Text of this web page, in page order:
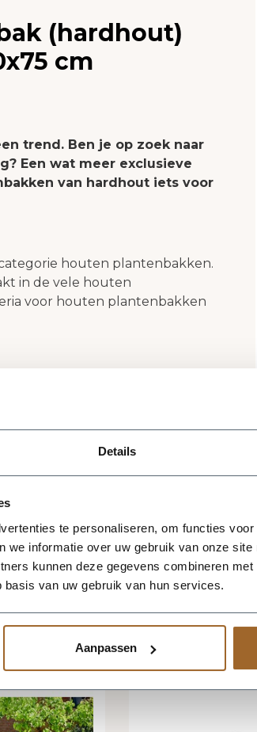
Details
te personaliseren, om functies
we informatie over uw gebruik van onze
kunnen deze gegevens combineren
van uw gebruik van hun services.
Aanpassen
(hardhout)
cm
trend. Ben je op zoek naar
Een wat meer exclusieve
van hardhout iets voor
houten plantenbakken.
in de vele houten
voor houten plantenbakken
houten plantenbakken
verschillende afmetingen.
Neem gerust